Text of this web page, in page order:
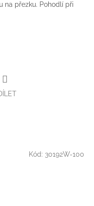
na přezku. Pohodlí při
Kód: 30192W-100